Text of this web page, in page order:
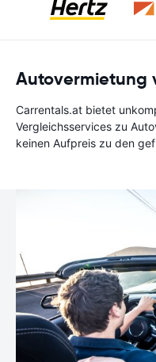
Autovermietung
Carrentals.at bietet
Vergleichsservices zu
keinen Aufpreis zu den